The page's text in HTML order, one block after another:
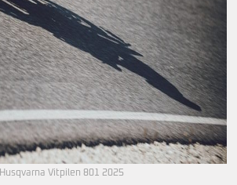
Husqvarna Vitpilen 801 2025